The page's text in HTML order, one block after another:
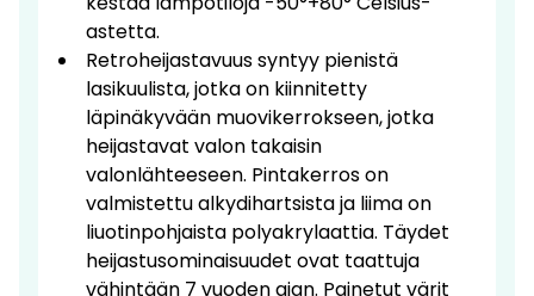
astetta.
Retroheijastavuus syntyy pienistä
lasikuulista, jotka on kiinnitetty
läpinäkyvään muovikerrokseen, jotka
heijastavat valon takaisin
valonlähteeseen. Pintakerros on
valmistettu alkydihartsista ja liima on
liuotinpohjaista polyakrylaattia. Täydet
heijastusominaisuudet ovat taattuja
vähintään 7 vuoden ajan. Painetut värit